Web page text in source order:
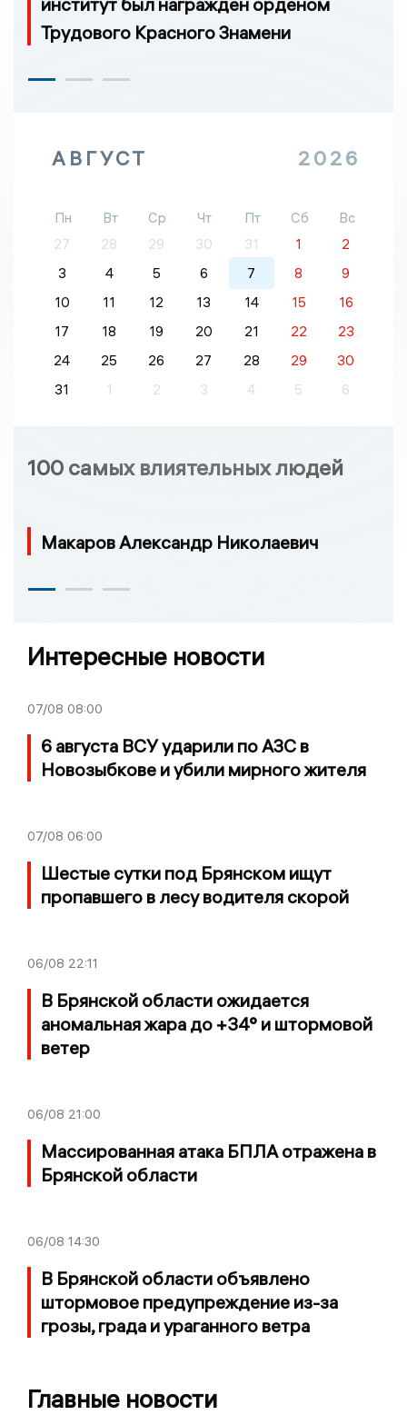
Трудового Красного Знамени
АВГУСТ 2026
Пн Вт Ср Чт Пт Сб
Вс
27
28 29 30 31 1
2
3
4 5 6 7 8
9
10
11 12 13 14 15
16
17
18 19 20 21 22
23
24
25 26 27 28 29
30
31
1 2 3 4 5 6
100 самых влиятельных людей
Макаров Александр Николаевич
Интересные новости
07/08 08:00
6 августа ВСУ ударили по АЗС в
Новозыбкове и убили мирного жителя
07/08 06:00
Шестые сутки под Брянском ищут
пропавшего в лесу водителя скорой
06/08 22:11
В Брянской области ожидается
аномальная жара до +34° и штормовой
ветер
06/08 21:00
Массированная атака БПЛА отражена в
Брянской области
06/08 14:30
В Брянской области объявлено
штормовое предупреждение из-за
грозы, града и ураганного ветра
Главные новости